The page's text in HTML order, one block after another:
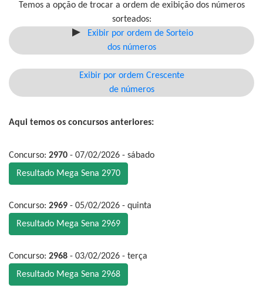
Temos a opção de trocar a ordem de exibição dos números
sorteados:
Exibir por ordem de Sorteio
dos números
Exibir por ordem Crescente
de números
Aqui temos os concursos anteriores:
Concurso: 2970 - 07/02/2026 - sábado
Resultado Mega Sena 2970
Concurso: 2969 - 05/02/2026 - quinta
Resultado Mega Sena 2969
Concurso: 2968 - 03/02/2026 - terça
Resultado Mega Sena 2968